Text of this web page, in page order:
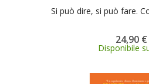
Si può dire, si può fare.
24,90 €
Disponibile